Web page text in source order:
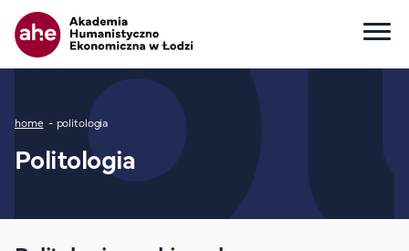
Główna nawigacja
Dla kandydata
Wszystkie kierunki
Studia II stopnia
Studia jednolite magisterskie
Ścieżka nawigacyjna
home politologia
Politologia